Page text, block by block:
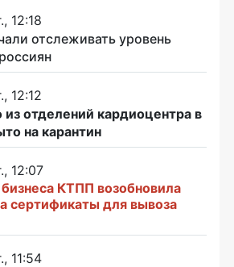
12:18
отслеживать уровень
12:12
из отделений кардиоцентра в
на карантин
12:07
КТПП возобновила
сертификаты для вывоза
11:54